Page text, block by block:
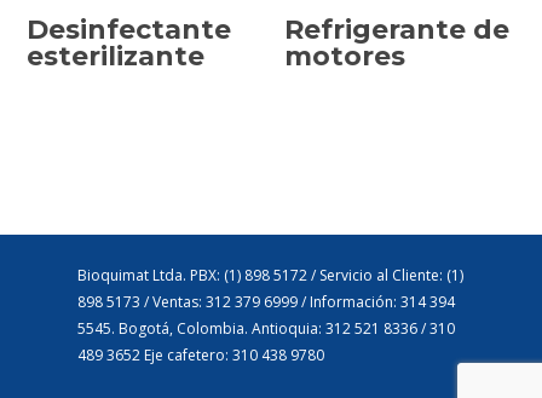
Desinfectante
esterilizante
Refrigerante de
motores
Bioquimat Ltda. PBX: (1) 898 5172 / Servicio al Cliente: (1)
898 5173 / Ventas: 312 379 6999 / Información: 314 394
5545. Bogotá, Colombia. Antioquia: 312 521 8336 / 310
489 3652 Eje cafetero: 310 438 9780